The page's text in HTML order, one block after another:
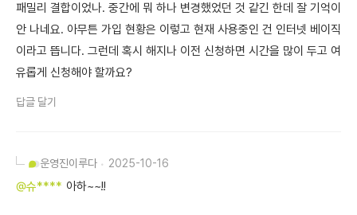
패밀리 결합이었나. 중간에 뭐 하나 변경했었던 것 같긴 한데 잘 기억이
안 나네요. 아무튼 가입 현황은 이렇고 현재 사용중인 건 인터넷 베이직
이라고 뜹니다. 그런데 혹시 해지나 이전 신청하면 시간을 많이 두고 여
유롭게 신청해야 할까요?
답글 달기
운영진이루다 2025-10-16
@슈**** 아하~~!!